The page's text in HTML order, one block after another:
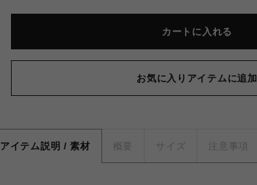
カートに入れる
お気に入りアイテムに追加
アイテム説明 / 素材 概要 サイズ 注意事項